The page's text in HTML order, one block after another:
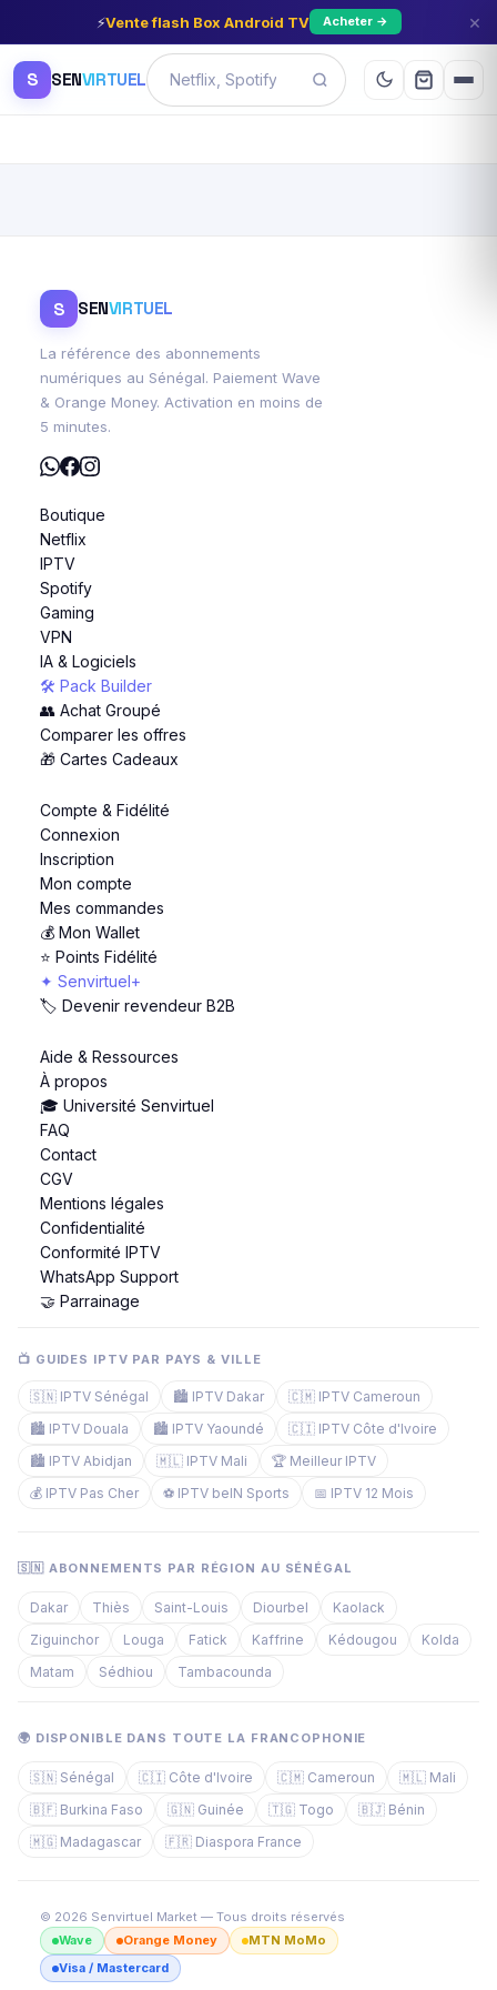
⚡Vente flash Box Android TV Acheter → ×
S SENVIRTUEL
S SENVIRTUEL
La référence des abonnements
numériques au Sénégal. Paiement Wave
& Orange Money. Activation en moins de
5 minutes.
Boutique
Netflix
IPTV
Spotify
Gaming
VPN
IA & Logiciels
🛠️ Pack Builder
👥 Achat Groupé
Comparer les offres
🎁 Cartes Cadeaux
Compte & Fidélité
Connexion
Inscription
Mon compte
Mes commandes
💰 Mon Wallet
⭐ Points Fidélité
✦ Senvirtuel+
🏷️ Devenir revendeur B2B
Aide & Ressources
À propos
🎓 Université Senvirtuel
FAQ
Contact
CGV
Mentions légales
Confidentialité
Conformité IPTV
WhatsApp Support
🤝 Parrainage
📺 GUIDES IPTV PAR PAYS & VILLE
🇸🇳 IPTV Sénégal 🏙️ IPTV Dakar
🇨🇲 IPTV Cameroun
🏙️ IPTV Douala
🏙️ IPTV Yaoundé
🇨🇮 IPTV Côte d'Ivoire
🏙️ IPTV Abidjan
🇲🇱 IPTV Mali
🏆 Meilleur IPTV
💰 IPTV Pas Cher
⚽ IPTV beIN Sports 📅 IPTV 12 Mois
🇸🇳 ABONNEMENTS PAR RÉGION AU SÉNÉGAL
Dakar Thiès Saint-Louis Diourbel
Kaolack
Ziguinchor
Louga Fatick Kaffrine Kédougou
Kolda
Matam
Sédhiou Tambacounda
🌍 DISPONIBLE DANS TOUTE LA FRANCOPHONIE
🇸🇳 Sénégal 🇨🇮 Côte d'Ivoire 🇨🇲 Cameroun
🇲🇱 Mali
🇧🇫 Burkina Faso
🇬🇳 Guinée 🇹🇬 Togo
🇧🇯 Bénin
🇲🇬 Madagascar
🇫🇷 Diaspora France
© 2026 Senvirtuel Market — Tous droits réservés
Wave
Orange Money
MTN MoMo
Visa / Mastercard